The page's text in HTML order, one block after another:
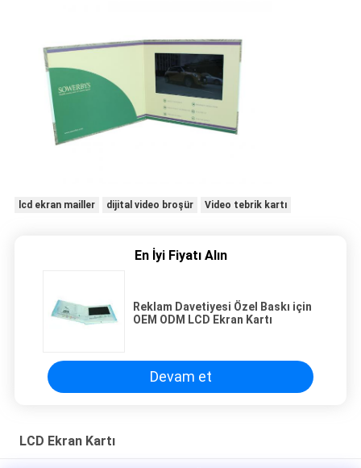
lcd ekran mailler dijital video broşür Video tebrik kartı
En İyi Fiyatı Alın
Reklam Davetiyesi Özel Baskı için
OEM ODM LCD Ekran Kartı
Devam et
LCD Ekran Kartı